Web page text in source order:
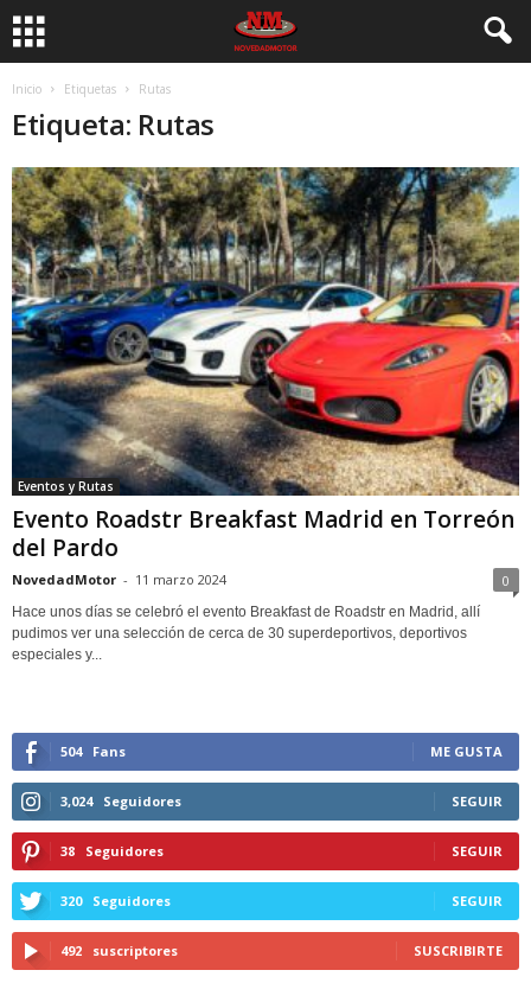
Inicio Etiquetas Rutas
Etiqueta: Rutas
Eventos y Rutas
Evento Roadstr Breakfast Madrid en Torreón
del Pardo
NovedadMotor - 11 marzo 2024 0
Hace unos días se celebró el evento Breakfast de Roadstr en Madrid, allí
pudimos ver una selección de cerca de 30 superdeportivos, deportivos
especiales y...
504 Fans ME GUSTA
3,024 Seguidores SEGUIR
38 Seguidores SEGUIR
320 Seguidores SEGUIR
492 suscriptores SUSCRIBIRTE